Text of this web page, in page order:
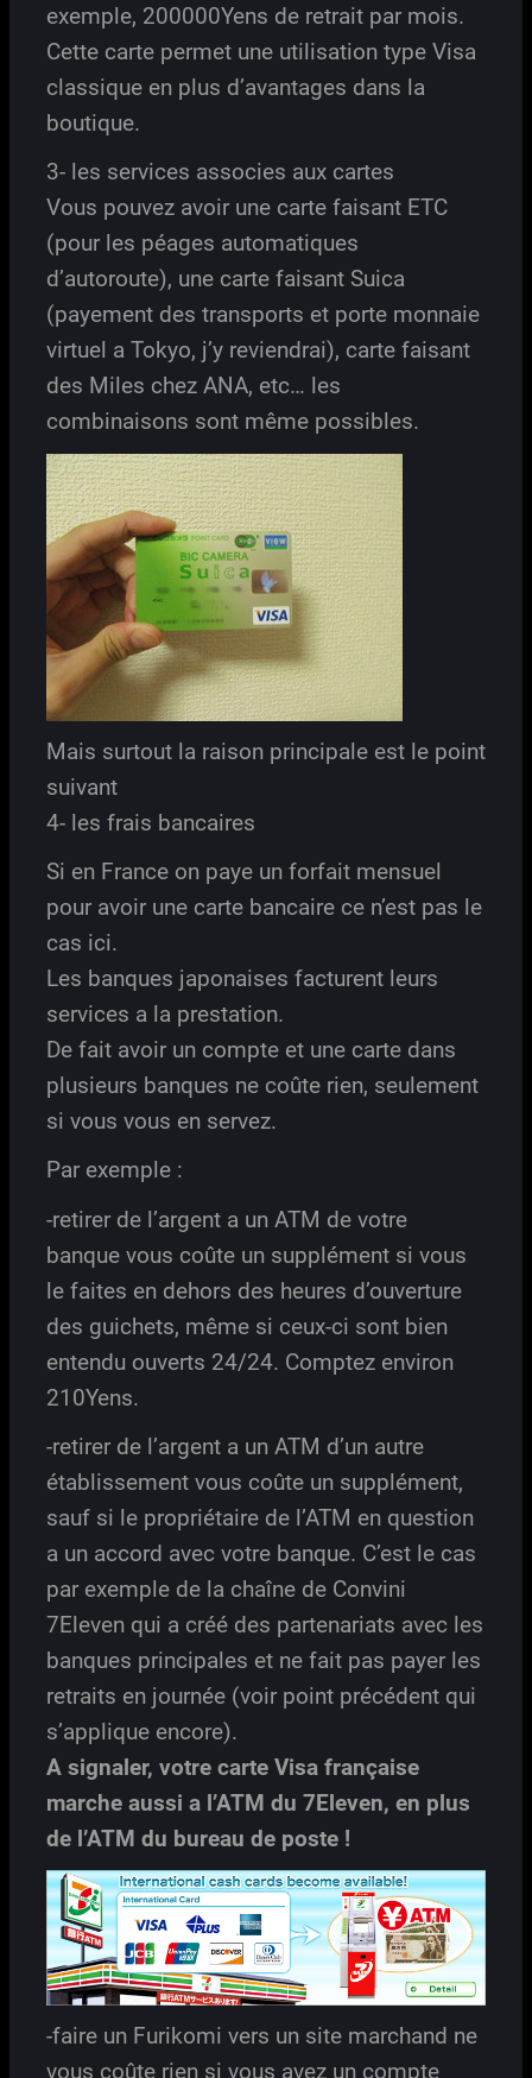
exemple, 200000Yens de retrait par mois.
Cette carte permet une utilisation type Visa
classique en plus d’avantages dans la
boutique.
3- les services associes aux cartes
Vous pouvez avoir une carte faisant ETC
(pour les péages automatiques
d’autoroute), une carte faisant Suica
(payement des transports et porte monnaie
virtuel a Tokyo, j’y reviendrai), carte faisant
des Miles chez ANA, etc… les
combinaisons sont même possibles.
Mais surtout la raison principale est le point
suivant
4- les frais bancaires
Si en France on paye un forfait mensuel
pour avoir une carte bancaire ce n’est pas le
cas ici.
Les banques japonaises facturent leurs
services a la prestation.
De fait avoir un compte et une carte dans
plusieurs banques ne coûte rien, seulement
si vous vous en servez.
Par exemple :
-retirer de l’argent a un ATM de votre
banque vous coûte un supplément si vous
le faites en dehors des heures d’ouverture
des guichets, même si ceux-ci sont bien
entendu ouverts 24/24. Comptez environ
210Yens.
-retirer de l’argent a un ATM d’un autre
établissement vous coûte un supplément,
sauf si le propriétaire de l’ATM en question
a un accord avec votre banque. C’est le cas
par exemple de la chaîne de Convini
7Eleven qui a créé des partenariats avec les
banques principales et ne fait pas payer les
retraits en journée (voir point précédent qui
s’applique encore).
A signaler, votre carte Visa française
marche aussi a l’ATM du 7Eleven, en plus
de l’ATM du bureau de poste !
-faire un Furikomi vers un site marchand ne
vous coûte rien si vous avez un compte